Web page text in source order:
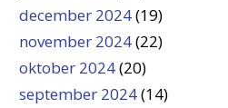
december 2024(19)
november 2024(22)
oktober 2024(20)
september 2024(14)